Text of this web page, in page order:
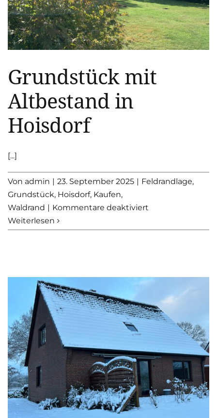
Grundstück mit
Altbestand in
Hoisdorf
[...]
Von admin | 23. September 2025 | Feldrandlage,
Grundstück, Hoisdorf, Kaufen,
Waldrand | Kommentare deaktiviert
Weiterlesen